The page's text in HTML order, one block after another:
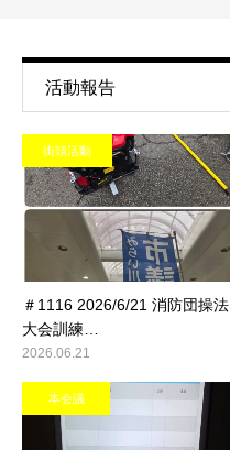
活動報告
街頭活動
＃1116 2026/6/21 消防団操法
大会訓練…
2026.06.21
本会議